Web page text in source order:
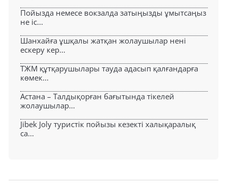
Пойызда немесе вокзалда затыңызды ұмытсаңыз
не іс...
Шанхайға ұшқалы жатқан жолаушылар нені
ескеру кер...
ТЖМ құтқарушылары тауда адасып қалғандарға
көмек...
Астана – Талдықорған бағытында тікелей
жолаушылар...
Jibek Joly туристік пойызы кезекті халықаралық
са...